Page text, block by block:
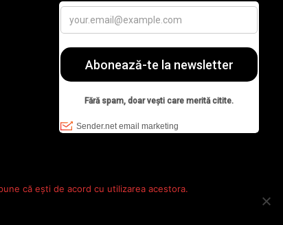
că ești de acord cu utilizarea acestora.